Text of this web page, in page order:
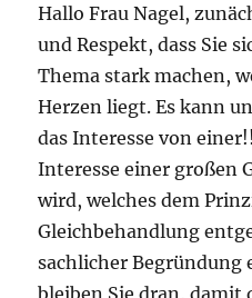
Hallo Frau Nagel,
und Respekt, dass Sie
Thema stark machen,
Herzen liegt. Es kann
das Interesse von
Interesse einer großen
wird, welches dem
Gleichbehandlung
sachlicher Begründung
bleiben Sie dran, damit